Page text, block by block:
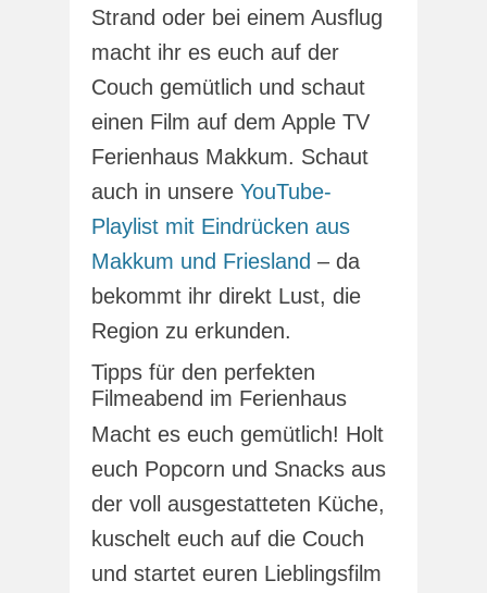
Strand oder bei einem Ausflug
macht ihr es euch auf der
Couch gemütlich und schaut
einen Film auf dem Apple TV
Ferienhaus Makkum. Schaut
auch in unsere YouTube-
Playlist mit Eindrücken aus
Makkum und Friesland – da
bekommt ihr direkt Lust, die
Region zu erkunden.
Tipps für den perfekten
Filmeabend im Ferienhaus
Macht es euch gemütlich! Holt
euch Popcorn und Snacks aus
der voll ausgestatteten Küche,
kuschelt euch auf die Couch
und startet euren Lieblingsfilm